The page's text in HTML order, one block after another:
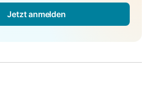
Jetzt anmelden